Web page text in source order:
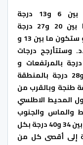
وستتراوح درجات الحرارة الدنيا ما بين 6 و13 درجة
بالمرتفعات والمنطقة الشرقية، وما بين 20 و27 درجة
بالجنوب الشرقي وأقصى جنوب البلاد، و ستكون ما بين 13 و
وستتأرجح درجات
الحرارة خلال النهار ما بين 14 و20 درجة بالمرتفعات و
الهضاب العليا الشرقية، وما بين 20و28 درجة بالمنطقة
طنجة وبالقرب من
و 34 درجة بسهول المحيط الاطلسي
والماس والجنوب
الشرقي وشمال الاقاليم الجنوبية ، وما بين 34 و40 درجة بكل
إلى أقصى كل من